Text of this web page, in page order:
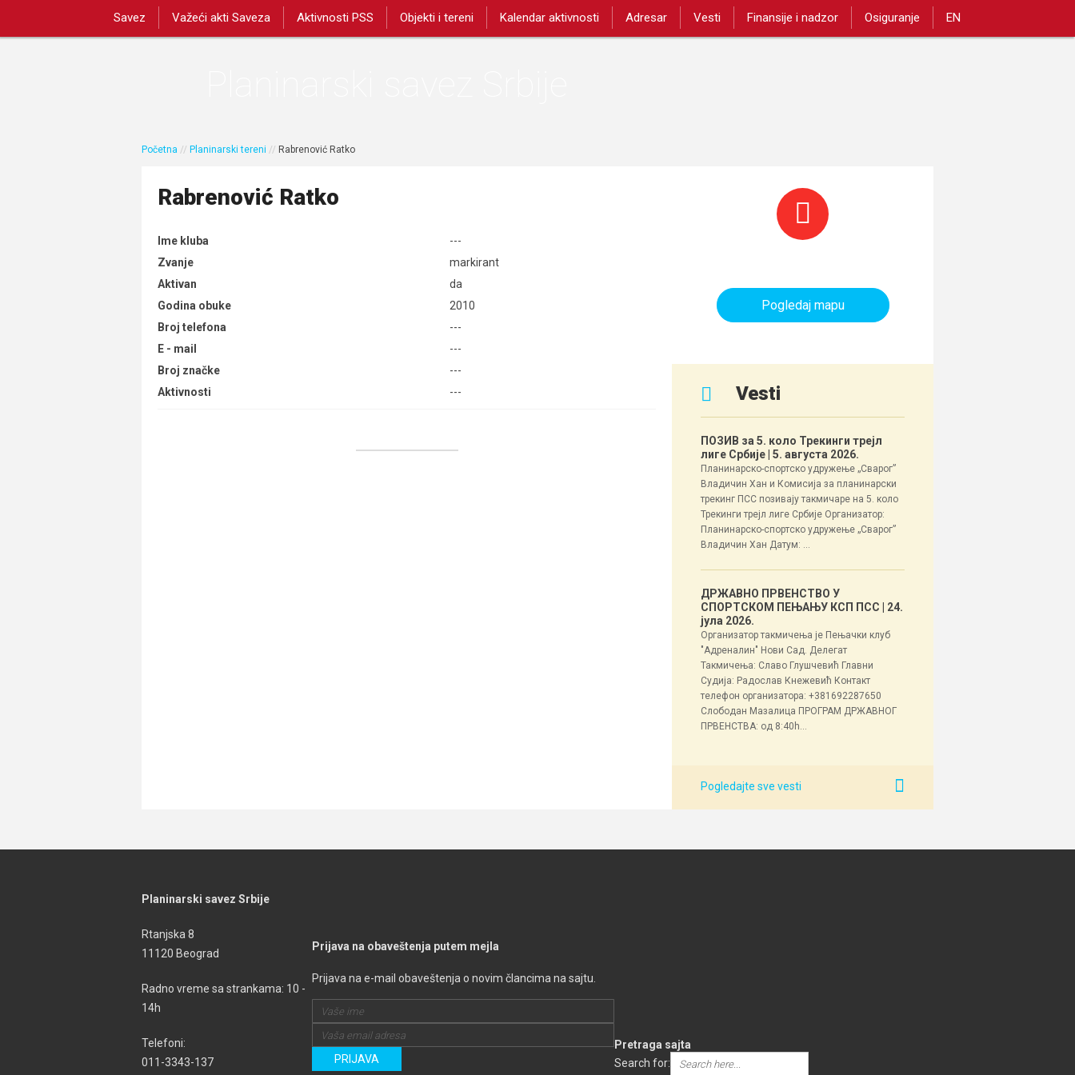
Savez Važeći akti Saveza Aktivnosti PSS Objekti i tereni Kalendar aktivnosti Adresar Vesti Finansije i nadzor Osiguranje EN
Početna // Planinarski tereni // Rabrenović Ratko
Rabrenović Ratko
Ime kluba
---
Zvanje
markirant
Aktivan
da
Godina obuke
2010
Broj telefona
---
E - mail
---
Broj značke
---
Aktivnosti
---
Pogledaj mapu
Vesti
ПОЗИВ за 5. коло Трекинги трејл
лиге Србије | 5. августа 2026.
Планинарско-спортско удружење „Сварог”
Владичин Хан и Комисија за планинарски
трекинг ПСС позивају такмичаре на 5. коло
Трекинги трејл лиге Србије Организатор:
Планинарско-спортско удружење „Сварог”
Владичин Хан Датум: ...
ДРЖАВНО ПРВЕНСТВО У
СПОРТСКОМ ПЕЊАЊУ КСП ПСС
| 24.
јула 2026.
Организатор такмичења је Пењачки клуб
"Адреналин" Нови Сад. Делегат
Такмичења: Славо Глушчевић Главни
Судија: Радослав Кнежевић Контакт
телефон организатора: +381692287650
Слободан Мазалица ПРОГРАМ ДРЖАВНОГ
ПРВЕНСТВА: од 8:40h...
Pogledajte sve vesti
Planinarski savez Srbije
Rtanjska 8
11120 Beograd
Radno vreme sa strankama: 10 -
14h
Telefoni:
011-3343-137
Prijava na obaveštenja putem mejla
Prijava na e-mail obaveštenja o novim člancima na sajtu.
Pretraga sajta
Search for: